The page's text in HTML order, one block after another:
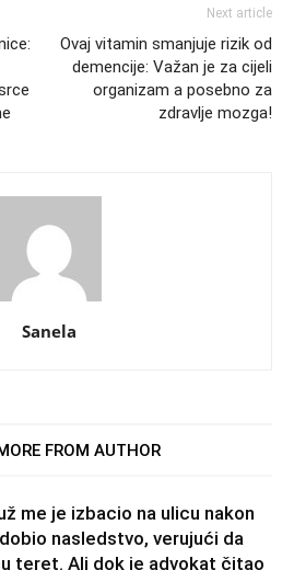
Next article
Ovaj vitamin smanjuje rizik od
demencije: Važan je za cijeli
organizam a posebno za
zdravlje mozga!
Sanela
FROM AUTHOR
me je izbacio na ulicu nakon
nasledstvo, verujući da
teret. Ali dok je advokat čitao